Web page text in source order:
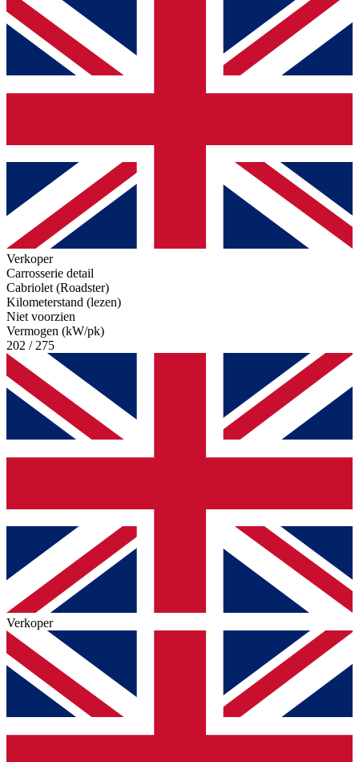
Verkoper
Carrosserie detail
Cabriolet (Roadster)
Kilometerstand (lezen)
Niet voorzien
Vermogen (kW/pk)
202 / 275
Verkoper